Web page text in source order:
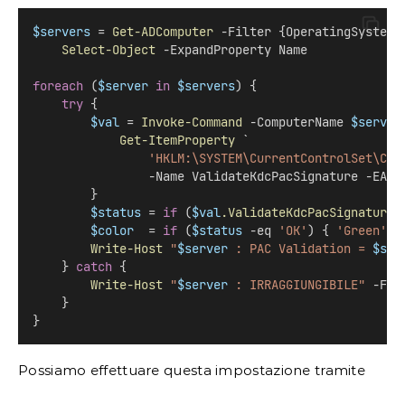
$servers = Get-ADComputer -Filter
Select-Object -ExpandProperty Name
foreach ($server in $servers) {
try {
$val = Invoke-Command -ComputerName $server
Get-ItemProperty `
-Name ValidateKdcPacSignature -EA
        }
$status = if ($val.ValidateKdcPacSignature
$color
  =
if ($status -eq 'OK' ) { 'Green'
Write-Host "$server : PAC Validation =
    }
catch {
Write-Host "$server : IRRAGGIUNGIBILE" -
    }
}
Possiamo effettuare questa impostazione tramite